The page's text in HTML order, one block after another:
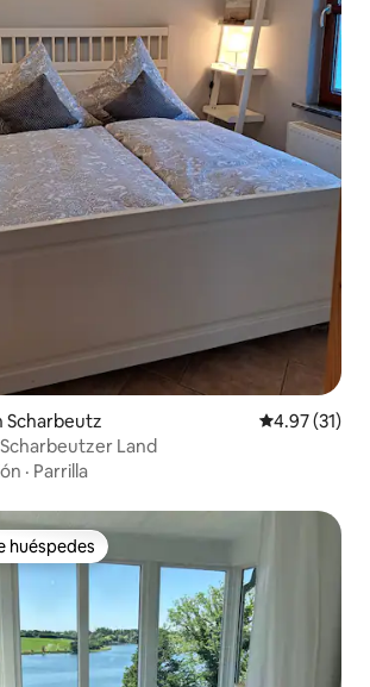
Calificación
4.97 (31)
Land
· Parrilla
preferido
huéspedes